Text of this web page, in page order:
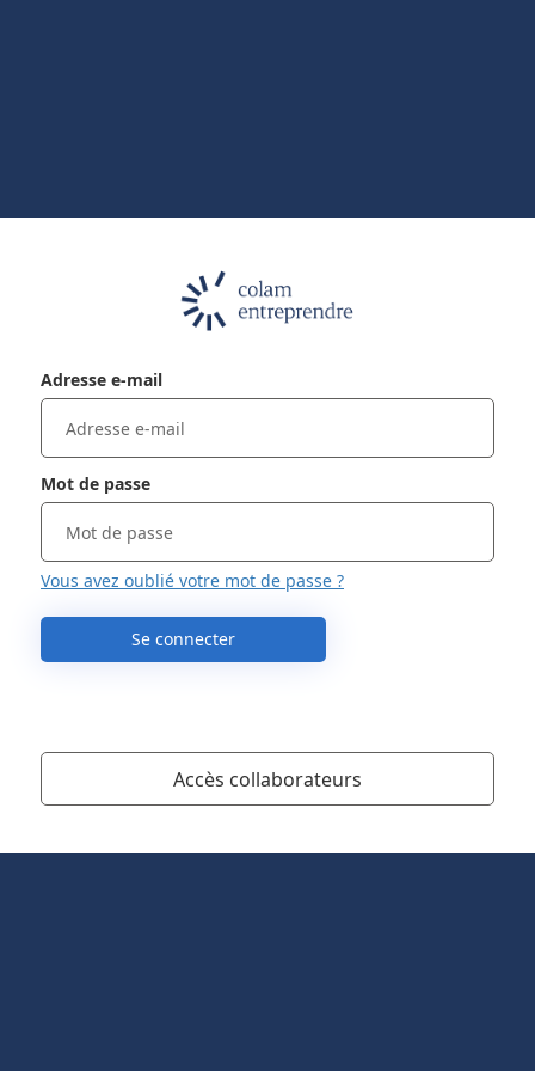
Adresse e-mail
Mot de passe
Vous avez oublié votre mot de passe ?
Se connecter
Accès collaborateurs